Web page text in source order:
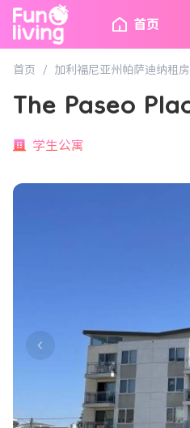
首页
首页 / 加利福尼亚州帕萨迪纳租房
The Paseo
学生公寓